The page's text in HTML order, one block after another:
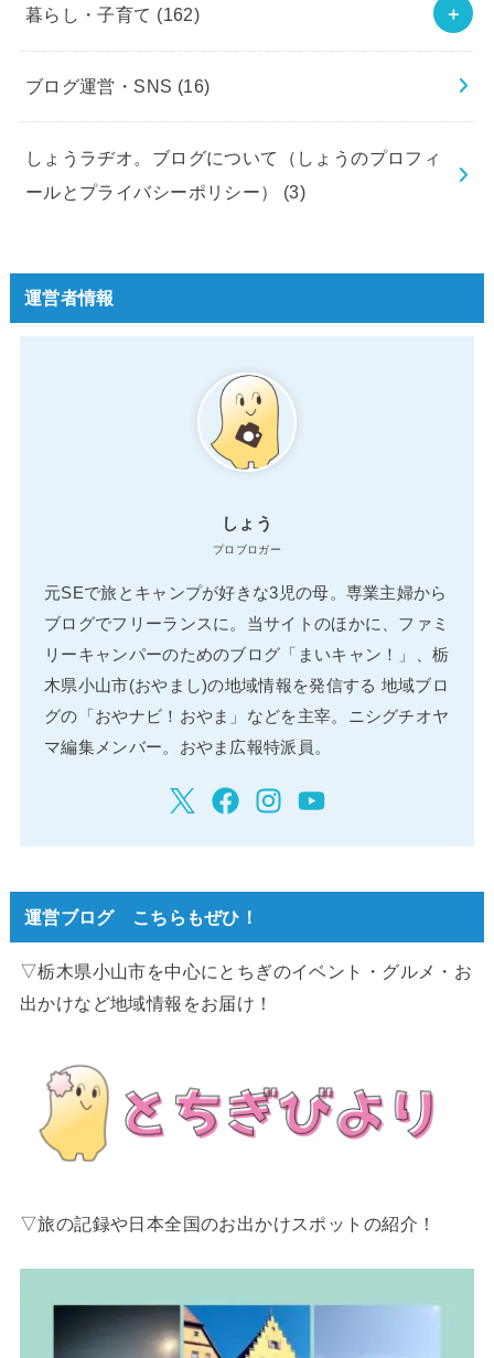
暮らし・子育て (162)
ブログ運営・SNS (16)
しょうラヂオ。ブログについて（しょうのプロフィ
ールとプライバシーポリシー） (3)
運営者情報
しょう
プロブロガー
元SEで旅とキャンプが好きな3児の母。専業主婦から
ブログでフリーランスに。当サイトのほかに、ファミ
リーキャンパーのためのブログ「まいキャン！」、栃
木県小山市(おやまし)の地域情報を発信する 地域ブロ
グの「おやナビ！おやま」などを主宰。ニシグチオヤ
マ編集メンバー。おやま広報特派員。
運営ブログ こちらもぜひ！
▽栃木県小山市を中心にとちぎのイベント・グルメ・お
出かけなど地域情報をお届け！
▽旅の記録や日本全国のお出かけスポットの紹介！